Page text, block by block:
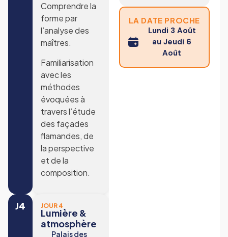
Comprendre la
forme par
l’analyse des
maîtres.
Familiarisation
avec les
méthodes
évoquées à
travers l’étude
des façades
flamandes, de
la perspective
et de la
composition.
J4 JOUR 4
Lumière &
atmosphère
Palais des
LA DATE PROCHE
Lundi 3 Août
au Jeudi 6
Août